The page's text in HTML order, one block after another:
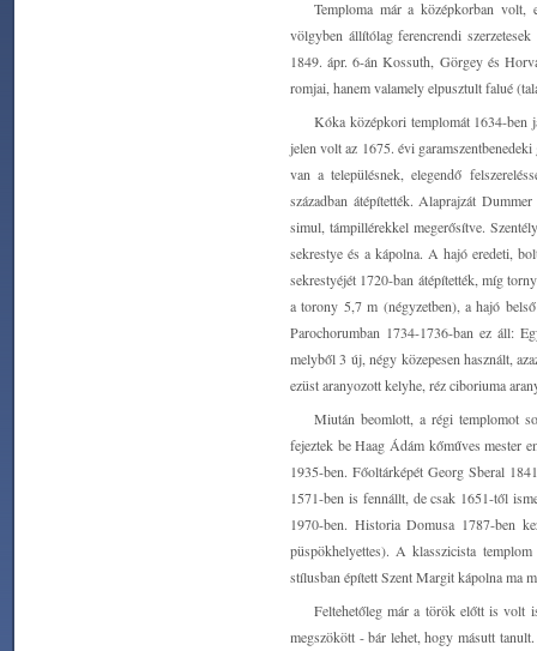
Temploma már a középkorban volt,
völgyben állítólag ferencrendi
1849. ápr. 6-án Kossuth, Görgey és
romjai, hanem valamely elpusztult falué
Kóka középkori templomát 1634-ben
jelen volt az 1675. évi
van a településnek, elegendő
században átépítették. Alaprajzát
simul, támpillérekkel megerősítve.
sekrestye és a kápolna. A hajó eredeti,
sekrestyéjét 1720-ban átépítették, míg
a torony 5,7 m (négyzetben), a hajó
Parochorumban 1734-1736-ban ez áll:
melyből 3 új, négy közepesen használt,
ezüst aranyozott kelyhe, réz ciboriuma
Miután beomlott, a régi templomot
fejeztek be Haag Ádám kőműves mester
1935-ben. Főoltárképét Georg Sberal
1571-ben is fennállt, de csak 1651-től
1970-ben. Historia Domusa 1787-ben
püspökhelyettes). A klasszicista
stílusban épített Szent Margit kápolna ma
Feltehetőleg már a török előtt is volt
megszökött - bár lehet, hogy másutt